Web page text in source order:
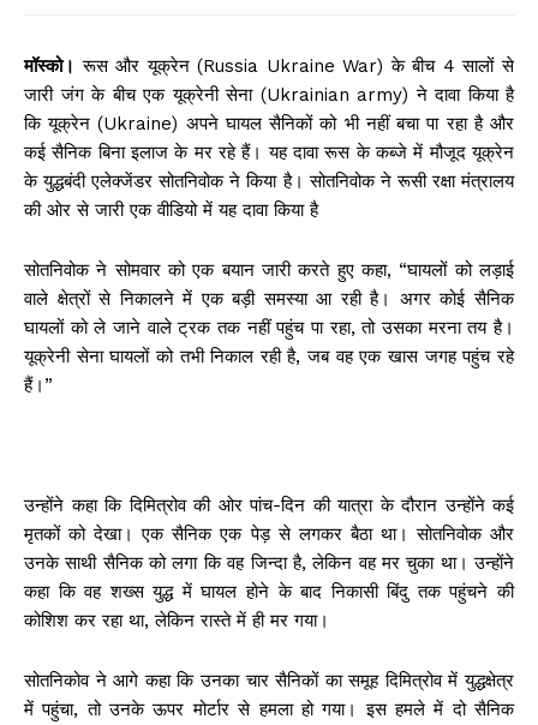
मॉस्को। रूस और यूक्रेन (Russia Ukraine War) के बीच 4 सालों से
जारी जंग के बीच एक यूक्रेनी सेना (Ukrainian army) ने दावा किया है
कि यूक्रेन (Ukraine) अपने घायल सैनिकों को भी नहीं बचा पा रहा है और
कई सैनिक बिना इलाज के मर रहे हैं। यह दावा रूस के कब्जे में मौजूद यूक्रेन
के युद्धबंदी एलेक्जेंडर सोतनिवोक ने किया है। सोतनिवोक ने रूसी रक्षा मंत्रालय
की ओर से जारी एक वीडियो में यह दावा किया है
सोतनिवोक ने सोमवार को एक बयान जारी करते हुए कहा, “घायलों को लड़ाई
वाले क्षेत्रों से निकालने में एक बड़ी समस्या आ रही है। अगर कोई सैनिक
घायलों को ले जाने वाले ट्रक तक नहीं पहुंच पा रहा, तो उसका मरना तय है।
यूक्रेनी सेना घायलों को तभी निकाल रही है, जब वह एक खास जगह पहुंच रहे
हैं।”
उन्होंने कहा कि दिमित्रोव की ओर पांच-दिन की यात्रा के दौरान उन्होंने कई
मृतकों को देखा। एक सैनिक एक पेड़ से लगकर बैठा था। सोतनिवोक और
उनके साथी सैनिक को लगा कि वह जिन्दा है, लेकिन वह मर चुका था। उन्होंने
कहा कि वह शख्स युद्ध में घायल होने के बाद निकासी बिंदु तक पहुंचने की
कोशिश कर रहा था, लेकिन रास्ते में ही मर गया।
सोतनिकोव ने आगे कहा कि उनका चार सैनिकों का समूह दिमित्रोव में युद्धक्षेत्र
में पहुंचा, तो उनके ऊपर मोर्टार से हमला हो गया। इस हमले में दो सैनिक